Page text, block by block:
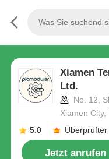
Xiamen
Ltd.
No. 12,
Xiamen
5.0
Jetzt anrufen